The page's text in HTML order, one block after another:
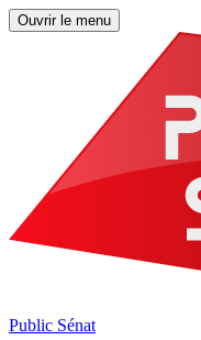
Ouvrir le menu
Public Sénat